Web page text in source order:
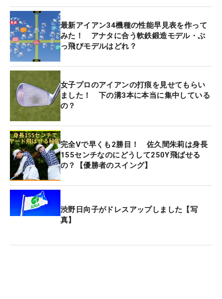
最新アイアン34機種の性能早見表を作って
みた！ アナタに合う軟鉄鍛造モデル・ぶ
っ飛びモデルはどれ？
女子プロのアイアンの打痕を見せてもらい
ました！ 下の溝3本に本当に集中している
の？
完全Vで早くも2勝目！ 佐久間朱莉は身長
155センチなのにどうして250Y飛ばせる
の？【優勝者のスイング】
渋野日向子がドレスアップしました【写
真】